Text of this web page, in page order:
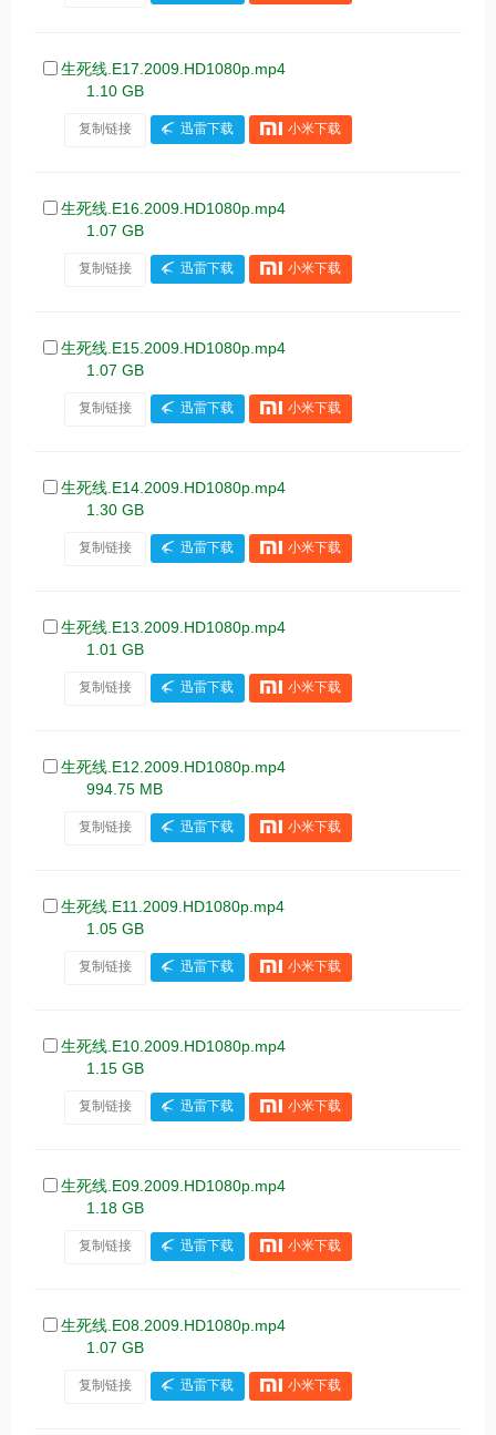
生死线.E17.2009.HD1080p.mp4
1.10 GB
复制链接 迅雷下载 小米下载
生死线.E16.2009.HD1080p.mp4
1.07 GB
复制链接 迅雷下载 小米下载
生死线.E15.2009.HD1080p.mp4
1.07 GB
复制链接 迅雷下载 小米下载
生死线.E14.2009.HD1080p.mp4
1.30 GB
复制链接 迅雷下载 小米下载
生死线.E13.2009.HD1080p.mp4
1.01 GB
复制链接 迅雷下载 小米下载
生死线.E12.2009.HD1080p.mp4
994.75 MB
复制链接 迅雷下载 小米下载
生死线.E11.2009.HD1080p.mp4
1.05 GB
复制链接 迅雷下载 小米下载
生死线.E10.2009.HD1080p.mp4
1.15 GB
复制链接 迅雷下载 小米下载
生死线.E09.2009.HD1080p.mp4
1.18 GB
复制链接 迅雷下载 小米下载
生死线.E08.2009.HD1080p.mp4
1.07 GB
复制链接 迅雷下载 小米下载